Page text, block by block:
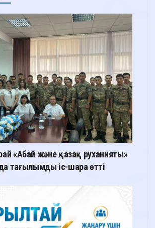
«Абай және қазақ руханияты»
тағылымды іс-шара өтті